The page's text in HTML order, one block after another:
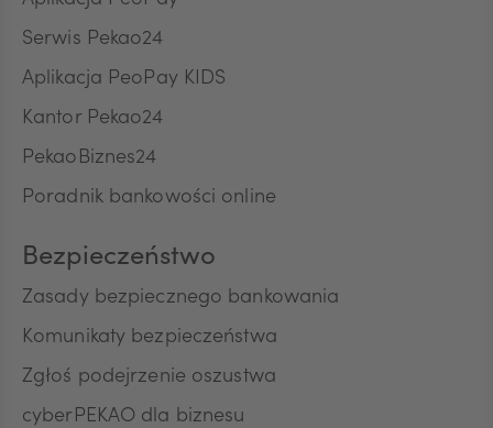
produktów lub usług oraz przedstawienia
odpowiedniej oferty, przez Bank Polska Kasa Opieki
("Bank"), jako administratora, w celu marketingu
na kontakt telefoniczny, w celu przedstawiania
przez Bank w rozmowach telefonicznych informacji
przez Bank automatycznych systemów
Na podstawie niniejszej zgody mogą być
Pana/Pani danych osobowych: identyfikacyjne,
poziomu wykształcenia oraz posiadanych
produktów finansowych. Niniejszą zgodę składam
poinformowany/a/ o prawie do jej wycofania w
ZAR
Serwis Pekao24
Aplikacja PeoPay KIDS
Kantor Pekao24
PekaoBiznes24
Poradnik bankowości online
Bezpieczeństwo
Zasady bezpiecznego bankowania
Komunikaty bezpieczeństwa
Zgłoś podejrzenie oszustwa
cyberPEKAO dla biznesu